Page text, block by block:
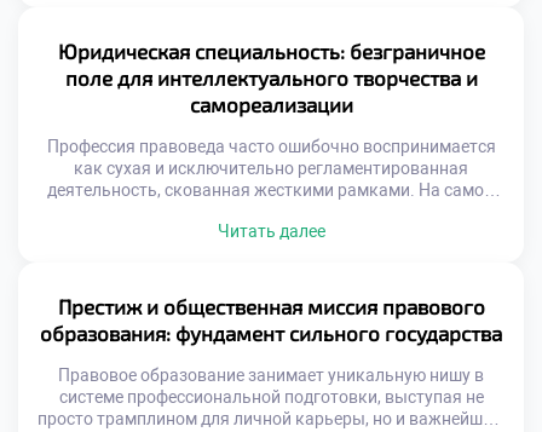
обучение в московском техникуме становится тем самым
надежным трамплином, который закладывает прочный
фундамент для превращения амбициозного студента […]
Юридическая специальность: безграничное
поле для интеллектуального творчества и
самореализации
Профессия правоведа часто ошибочно воспринимается
как сухая и исключительно регламентированная
деятельность, скованная жесткими рамками. На самом
безграничные горизонты для интеллектуального
техникуме становится надежным трамплином,
позволяющим будущим экспертам не просто
механически следовать букве закона, а выступать
настоящими архитекторами правовых […]
Читать далее
Престиж и общественная миссия правового
образования: фундамент сильного государства
Правовое образование занимает уникальную нишу в
системе профессиональной подготовки, выступая не
просто трамплином для личной карьеры, но и важнейшим